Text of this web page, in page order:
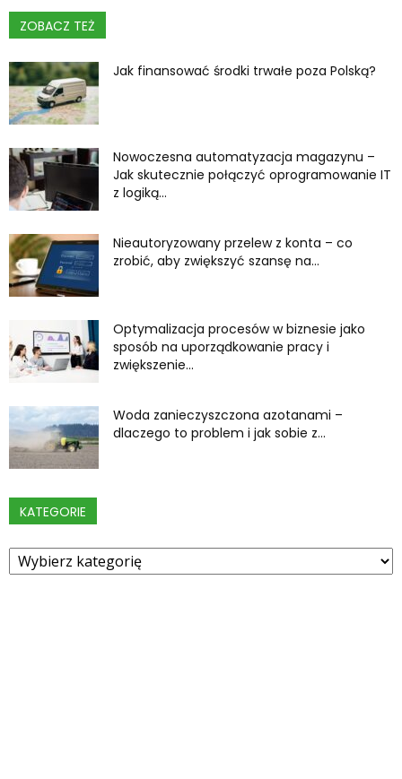
ZOBACZ TEŻ
Jak finansować środki trwałe poza Polską?
Nowoczesna automatyzacja magazynu –
Jak skutecznie połączyć oprogramowanie IT
z logiką...
Nieautoryzowany przelew z konta – co
zrobić, aby zwiększyć szansę na...
Optymalizacja procesów w biznesie jako
sposób na uporządkowanie pracy i
zwiększenie...
Woda zanieczyszczona azotanami –
dlaczego to problem i jak sobie z...
KATEGORIE
Kategorie